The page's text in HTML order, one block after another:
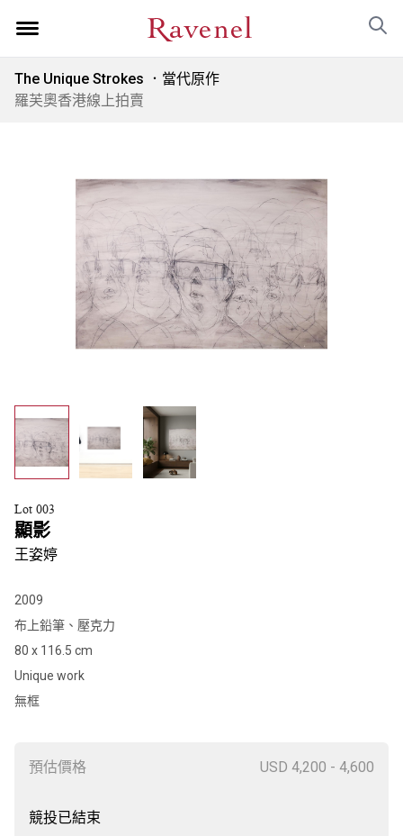
The Unique Strokes ．當代原作
羅芙奧香港線上拍賣
Lot 003
顯影
王姿婷
2009
布上鉛筆、壓克力
80 x 116.5 cm
Unique work
無框
預估價格 USD 4,200 - 4,600
競投已結束